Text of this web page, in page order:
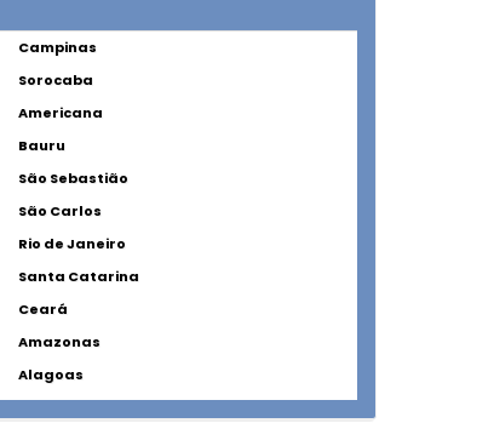
Campinas
Sorocaba
Americana
Bauru
São Sebastião
São Carlos
Rio de Janeiro
Santa Catarina
Ceará
Amazonas
Alagoas